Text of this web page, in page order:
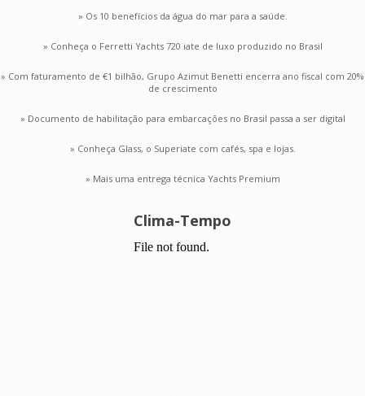
» Os 10 benefícios da água do mar para a saúde.
» Conheça o Ferretti Yachts 720 iate de luxo produzido no Brasil
» Com faturamento de €1 bilhão, Grupo Azimut Benetti encerra ano fiscal com 20%
de crescimento
» Documento de habilitação para embarcações no Brasil passa a ser digital
» Conheça Glass, o Superiate com cafés, spa e lojas.
» Mais uma entrega técnica Yachts Premium
Clima-Tempo